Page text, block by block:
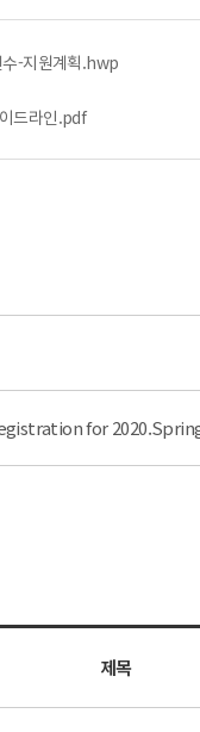
지원계획.hwp
for
제목